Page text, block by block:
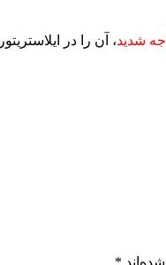
شدید، آن را در